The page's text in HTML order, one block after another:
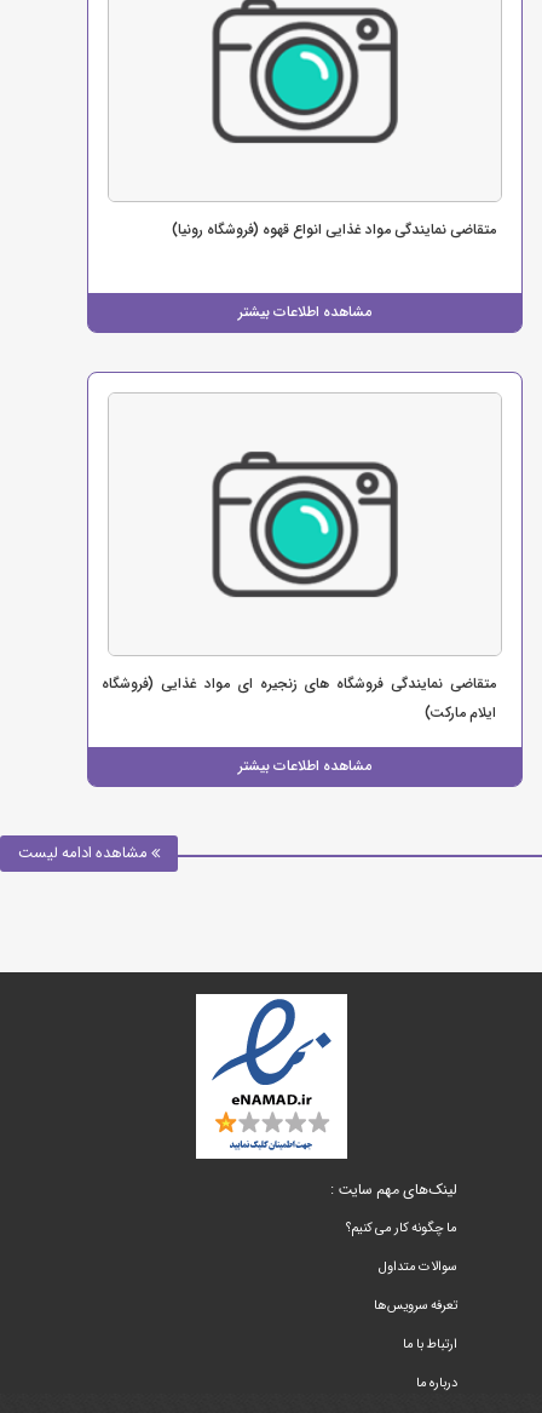
مشاهده اطلاعات بیشتر
متقاضی نمایندگی مواد غذایی انواع قهوه (فروشگاه رونیا)
مشاهده اطلاعات بیشتر
متقاضی نمایندگی فروشگاه های زنجیره ای مواد غذایی (فروشگاه
ایلام مارکت)
مشاهده ادامه لیست
لینک‌های مهم سایت :
ما چگونه کار می کنیم؟
سوالات متداول
تعرفه سرویس‌ها
ارتباط با ما
درباره ما